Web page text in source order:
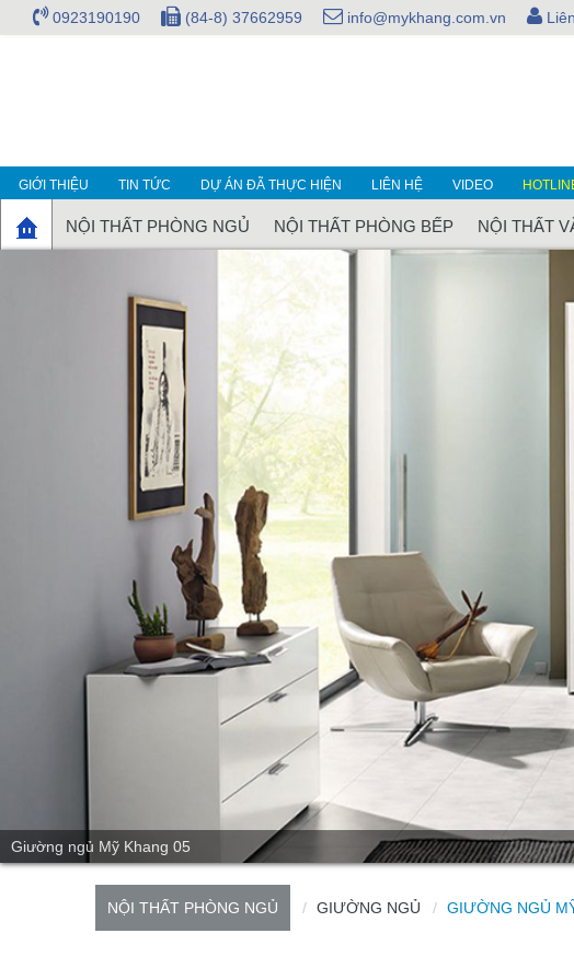
0923190190 (84-8) 37662959 info@mykhang.com.vn
GIỚI THIỆU TIN TỨC DỰ ÁN ĐÃ THỰC HIỆN LIÊN HỆ VIDEO
NỘI THẤT PHÒNG NGỦ NỘI THẤT PHÒNG BẾP NỘI THẤT
Giường ngủ Mỹ Khang 05
NỘI THẤT PHÒNG NGỦ GIƯỜNG NGỦ GIƯỜNG NGỦ